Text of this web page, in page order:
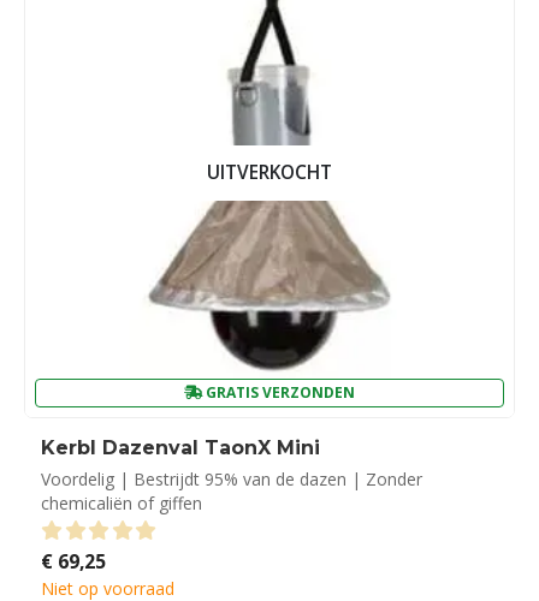
UITVERKOCHT
GRATIS VERZONDEN
Kerbl Dazenval TaonX Mini
Voordelig | Bestrijdt 95% van de dazen | Zonder
chemicaliën of giffen
0 out of 5
€ 69,25
Niet op voorraad